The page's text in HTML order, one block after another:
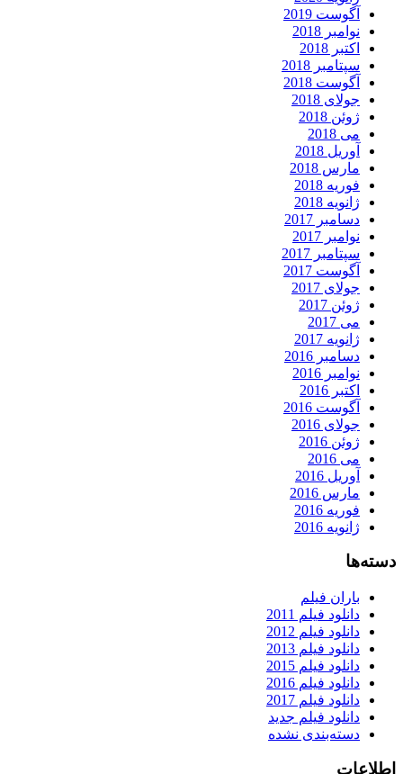
آگوست 2019
نوامبر 2018
اکتبر 2018
سپتامبر 2018
آگوست 2018
جولای 2018
ژوئن 2018
می 2018
آوریل 2018
مارس 2018
فوریه 2018
ژانویه 2018
دسامبر 2017
نوامبر 2017
سپتامبر 2017
آگوست 2017
جولای 2017
ژوئن 2017
می 2017
ژانویه 2017
دسامبر 2016
نوامبر 2016
اکتبر 2016
آگوست 2016
جولای 2016
ژوئن 2016
می 2016
آوریل 2016
مارس 2016
فوریه 2016
ژانویه 2016
دسته‌ها
باران فیلم
دانلود فیلم 2011
دانلود فیلم 2012
دانلود فیلم 2013
دانلود فیلم 2015
دانلود فیلم 2016
دانلود فیلم 2017
دانلود فیلم جدید
دسته‌بندی نشده
اطلاعات